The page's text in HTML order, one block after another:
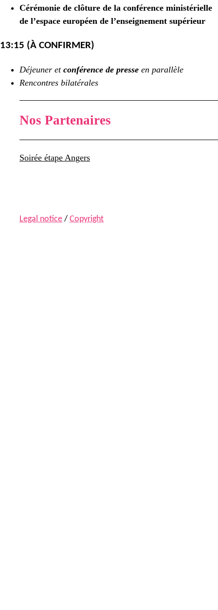
Cérémonie de clôture de la conférence ministérielle
de l’espace européen de l’enseignement supérieur
13:15 (À CONFIRMER)
Déjeuner et conférence de presse en parallèle
Rencontres bilatérales
Nos Partenaires
Soirée étape Angers
Legal notice / Copyright